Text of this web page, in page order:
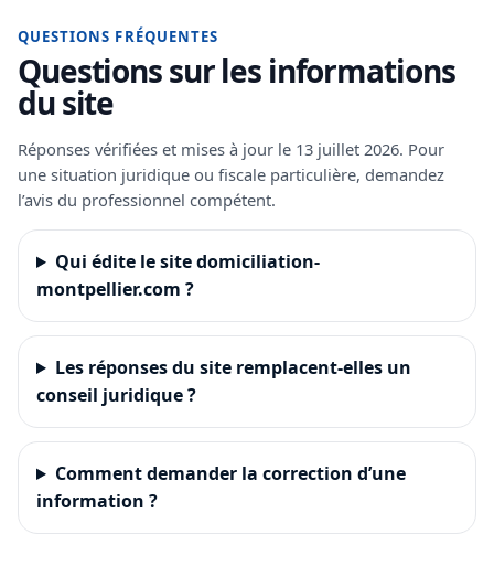
QUESTIONS FRÉQUENTES
Questions sur les informations
du site
Réponses vérifiées et mises à jour le 13 juillet 2026. Pour
une situation juridique ou fiscale particulière, demandez
l’avis du professionnel compétent.
Qui édite le site domiciliation-
montpellier.com ?
Les réponses du site remplacent-elles un
conseil juridique ?
Comment demander la correction d’une
information ?